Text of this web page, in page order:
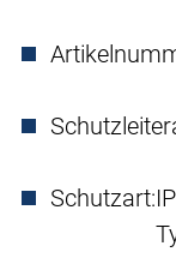
Schutzart: